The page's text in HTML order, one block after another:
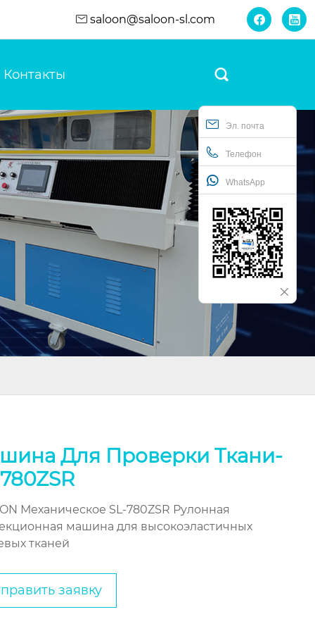
saloon@saloon-sl.com  
Контакты 
Эл. почта
Телефон
WhatsApp
Для Проверки Ткани-
Механическое SL-780ZSR Рулонная
машина для высокоэластичных
тканей
заявку